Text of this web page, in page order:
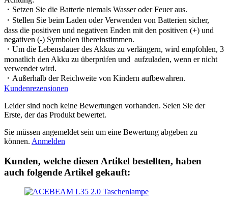
・Setzen Sie die Batterie niemals Wasser oder Feuer aus.
・Stellen Sie beim Laden oder Verwenden von Batterien sicher,
dass die positiven und negativen Enden mit den positiven (+) und
negativen (-) Symbolen übereinstimmen.
・Um die Lebensdauer des Akkus zu verlängern, wird empfohlen, 3
monatlich den Akku zu überprüfen und aufzuladen, wenn er nicht
verwendet wird.
・Außerhalb der Reichweite von Kindern aufbewahren.
Kundenrezensionen
Leider sind noch keine Bewertungen vorhanden. Seien Sie der
Erste, der das Produkt bewertet.
Sie müssen angemeldet sein um eine Bewertung abgeben zu
können. Anmelden
Kunden, welche diesen Artikel bestellten, haben
auch folgende Artikel gekauft: